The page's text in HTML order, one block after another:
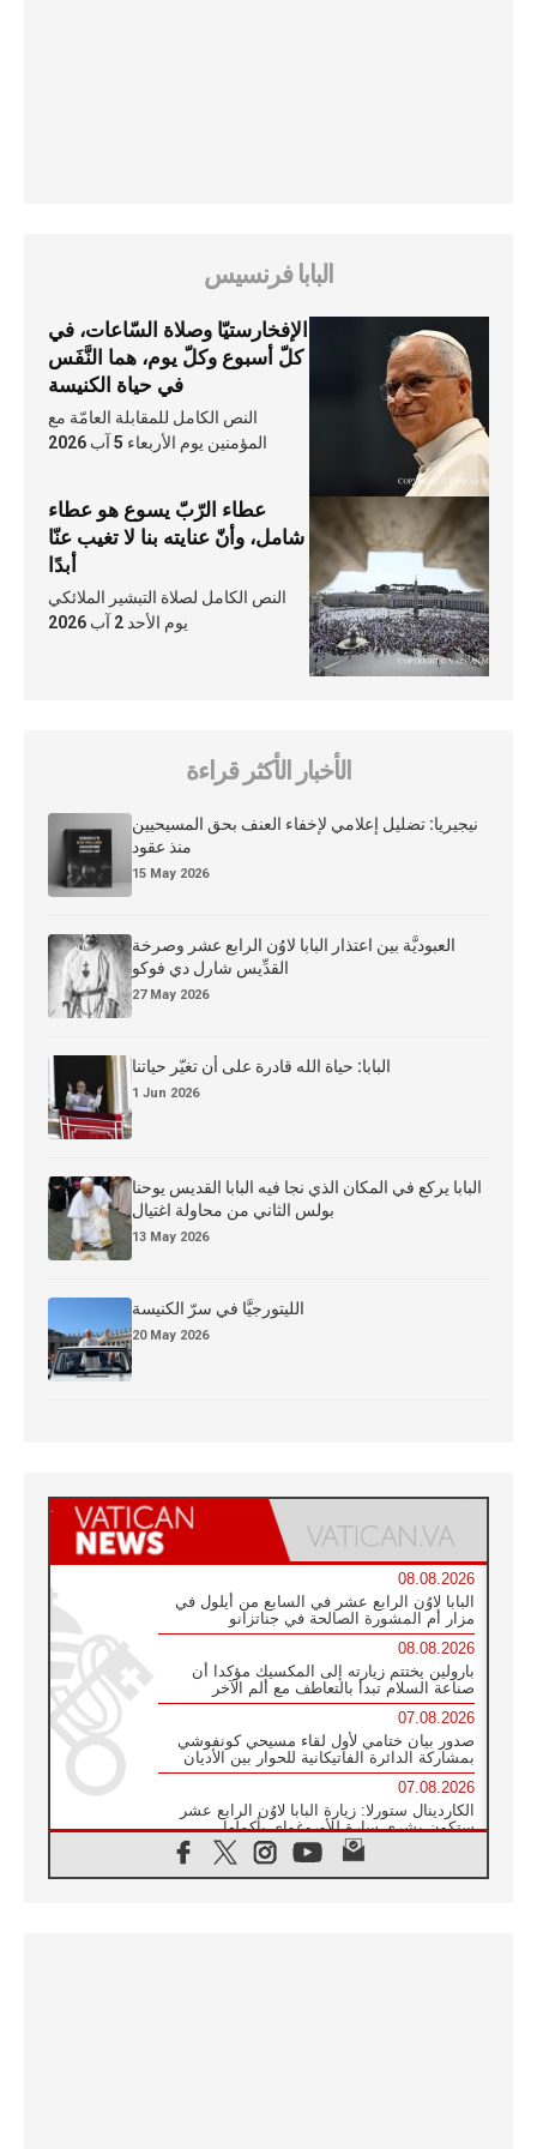
البابا فرنسيس
الإفخارستيّا وصلاة السّاعات، في
كلّ أسبوع وكلّ يوم، هما النَّفَس
في حياة الكنيسة
النص الكامل للمقابلة العامّة مع
المؤمنين يوم الأربعاء 5 آب 2026
عطاء الرّبّ يسوع هو عطاء
شامل، وأنّ عنايته بنا لا تغيب عنّا
أبدًا
النص الكامل لصلاة التبشير الملائكي
يوم الأحد 2 آب 2026
الأخبار الأكثر قراءة
نيجيريا: تضليل إعلامي لإخفاء العنف بحق المسيحيين
منذ عقود
15 May 2026
العبوديَّة بين اعتذار البابا لاوُن الرابع عشر وصرخة
القدِّيس شارل دي فوكو
27 May 2026
البابا: حياة الله قادرة على أن تغيّر حياتنا
1 Jun 2026
البابا يركع في المكان الذي نجا فيه البابا القديس يوحنا
بولس الثاني من محاولة اغتيال
13 May 2026
الليتورجيَّا في سرّ الكنيسة
20 May 2026
08.08.2026
البابا لاوُن الرابع عشر في السابع من أيلول في
مزار أم المشورة الصالحة في جناتزانو
08.08.2026
بارولين يختتم زيارته إلى المكسيك مؤكدا أن
صناعة السلام تبدأ بالتعاطف مع ألم الآخر
07.08.2026
صدور بيان ختامي لأول لقاء مسيحي كونفوشي
بمشاركة الدائرة الفاتيكانية للحوار بين الأديان
07.08.2026
الكاردينال ستورلا: زيارة البابا لاوُن الرابع عشر
ستكون بشرى سارة للأوروغواي بأكملها
الفاتيكان يعلن برنامج الزيارة الرسولية للبابا لاوُن